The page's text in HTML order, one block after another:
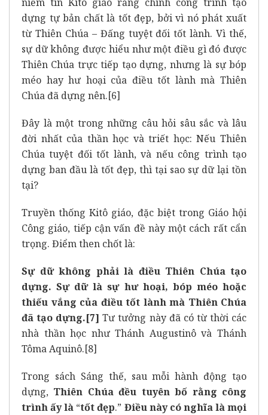
dựng tự bản chất là tốt đẹp, bởi vì nó phát xuất
từ Thiên Chúa – Đấng tuyệt đối tốt lành. Vì thế,
sự dữ không được hiểu như một điều gì đó được
Thiên Chúa trực tiếp tạo dựng, nhưng là sự bóp
méo hay hư hoại của điều tốt lành mà Thiên
Chúa đã dựng nên.[6]
Đây là một trong những câu hỏi sâu sắc và lâu
đời nhất của thần học và triết học: Nếu Thiên
Chúa tuyệt đối tốt lành, và nếu công trình tạo
dựng ban đầu là tốt đẹp, thì tại sao sự dữ lại tồn
tại?
Truyền thống Kitô giáo, đặc biệt trong Giáo hội
Công giáo, tiếp cận vấn đề này một cách rất cẩn
trọng. Điểm then chốt là:
Sự dữ không phải là điều Thiên Chúa tạo
dựng. Sự dữ là sự hư hoại, bóp méo hoặc
thiếu vắng của điều tốt lành mà Thiên Chúa
đã tạo dựng.[7] Tư tưởng này đã có từ thời các
nhà thần học như Thánh Augustinô và Thánh
Tôma Aquinô.[8]
Trong sách Sáng thế, sau mỗi hành động tạo
dựng, Thiên Chúa đều tuyên bố rằng công
trình ấy là “tốt đẹp.” Điều này có nghĩa là mọi